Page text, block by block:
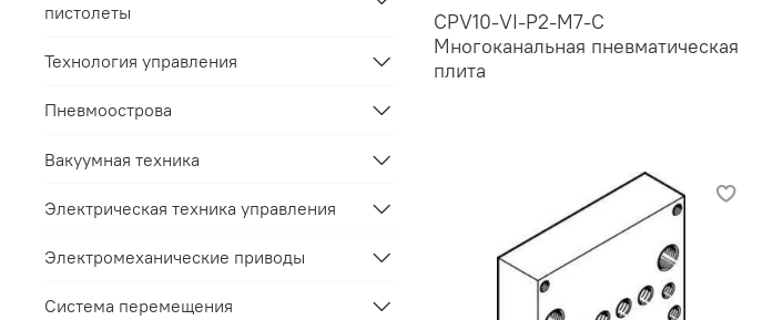
CPV10-VI-P2-M7-C
Многоканальная пневматическая
плита
пистолеты
Технология управления
Пневмоострова
Вакуумная техника
Электрическая техника управления
Электромеханические приводы
Система перемещения